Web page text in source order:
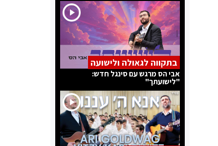
בתקווה לגאולה ולישועה
אבי הס מרגש עם סינגל חדש:
"לישועתך"